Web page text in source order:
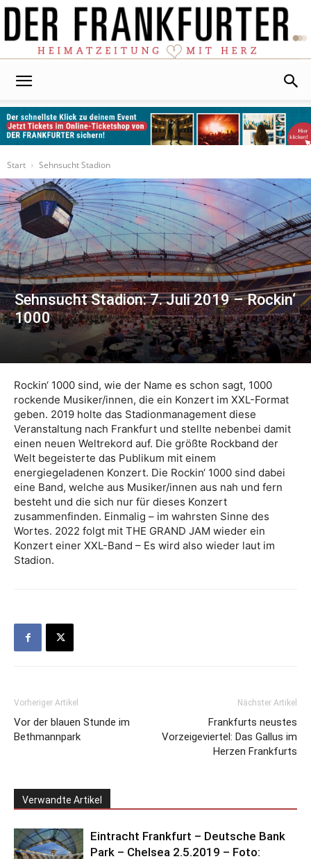
Start
Sehnsucht Stadion
Sehnsucht Stadion: 7. Juli 2019 – Rockin‘
1000
Rockin‘ 1000 sind, wie der Name es schon sagt, 1000
rockende Musiker/innen, die ein Konzert im XXL-Format
geben. 2019 holte das Stadionmanagement diese
Veranstaltung nach Frankfurt und stellte nebenbei damit
einen neuen Weltrekord auf. Die größte Rockband der
Welt begeisterte das Publikum mit einem
energiegeladenen Konzert. Die Rockin‘ 1000 sind dabei
eine Band, welche aus Musiker/innen aus nah und fern
besteht und die sich nur für dieses Konzert
zusammenfinden. Einmalig – im wahrsten Sinne des
Wortes. 2022 folgt mit THE GRAND JAM wieder ein
Konzert einer XXL-Band – Es wird also wieder laut im
Stadion.
Vorheriger Artikel
Vor der blauen Stunde im
Bethmannpark
Nächster Artikel
Frankfurts neustes
Vorzeigeviertel: Das Gallus im
Herzen Frankfurts
Verwandte Artikel
Eintracht Frankfurt – Deutsche Bank
Park – Chelsea 2.5.2019 – Foto: